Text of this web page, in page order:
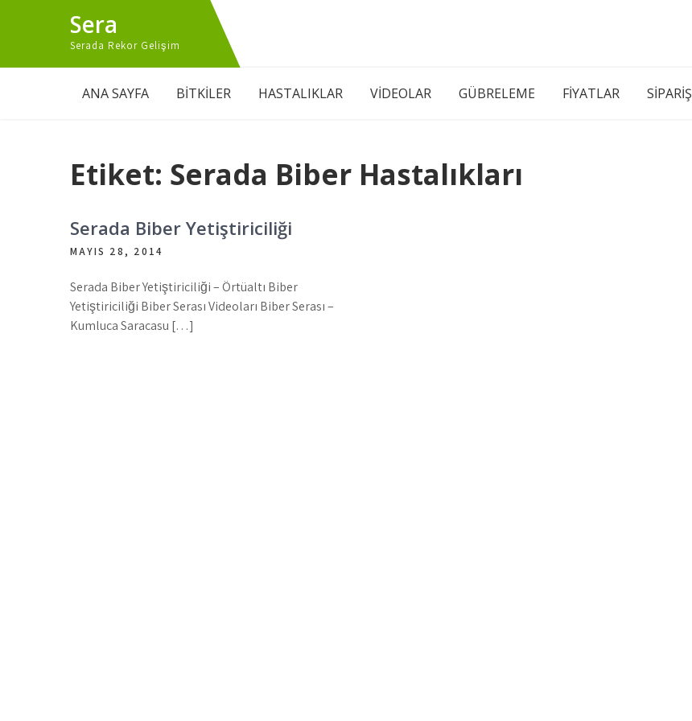
Sera
Serada Rekor Gelişim
ANA SAYFA BİTKİLER HASTALIKLAR VİDEOLAR GÜBRELEME FİYATLAR SİPARİŞ
Etiket: Serada Biber Hastalıkları
Serada Biber Yetiştiriciliği
MAYIS 28, 2014
Serada Biber Yetiştiriciliği – Örtüaltı Biber
Yetiştiriciliği Biber Serası Videoları Biber Serası –
Kumluca Saracasu […]